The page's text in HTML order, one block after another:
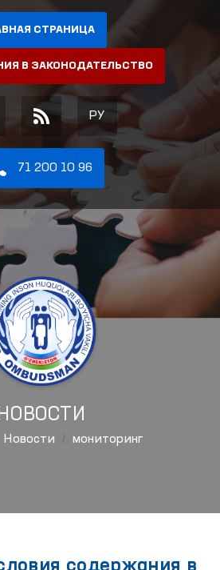
СТРАНИЦА
В ЗАКОНОДАТЕЛЬСТВО
РУ
71 200 10 96
Новости мониторинг